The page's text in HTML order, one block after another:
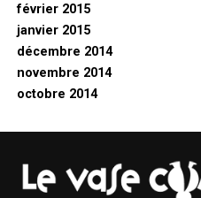
février 2015
janvier 2015
décembre 2014
novembre 2014
octobre 2014